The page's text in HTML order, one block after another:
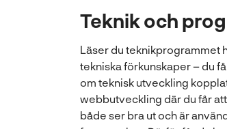
Teknik och
Läser du teknikprogrammet
tekniska förkunskaper – du
om teknisk utveckling
webbutveckling där du får
både ser bra ut och är